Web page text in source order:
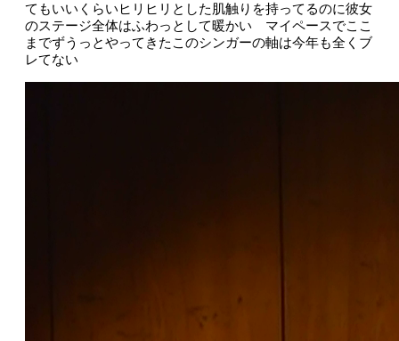
てもいいくらいヒリヒリとした肌触りを持ってるのに彼女
のステージ全体はふわっとして暖かい マイペースでここ
までずうっとやってきたこのシンガーの軸は今年も全くブ
レてない